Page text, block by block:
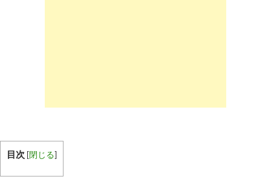
目次 [閉じる]